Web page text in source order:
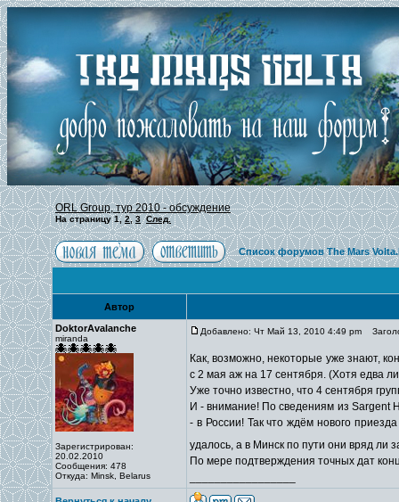
ORL Group, тур 2010 - обсуждение
На страницу1, 2, 3 След.
Список форумов The Mars
Автор
DoktorAvalanche
miranda
Зарегистрирован:
20.02.2010
Сообщения: 478
Откуда: Minsk, Belarus
Добавлено: Чт Май 13, 2010 4:49 pm
Как, возможно, некоторые уже знают,
с 2 мая аж на 17 сентября. (Хотя едва
Уже точно известно, что 4 сентября
И - внимание! По сведениям из Sargent
- в России! Так что ждём нового
удалось, а в Минск по пути они вряд ли
По мере подтверждения точных дат